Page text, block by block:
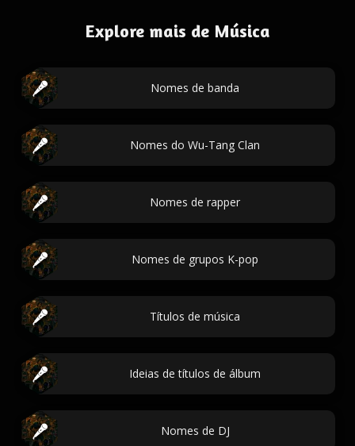
Explore mais de Música
Nomes de banda
Nomes do Wu-Tang Clan
Nomes de rapper
Nomes de grupos K-pop
Títulos de música
Ideias de títulos de álbum
Nomes de DJ